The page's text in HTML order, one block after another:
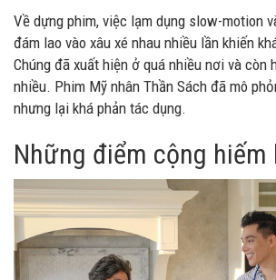
Về dựng phim, việc lạm dụng slow-motion
đám lao vào xâu xé nhau nhiều lần khiến
Chúng đã xuất hiện ở quá nhiều nơi và còn
nhiều. Phim Mỹ nhân Thần Sách đã mô
nhưng lại khá phản tác dụng.
Những điểm cộng hiếm